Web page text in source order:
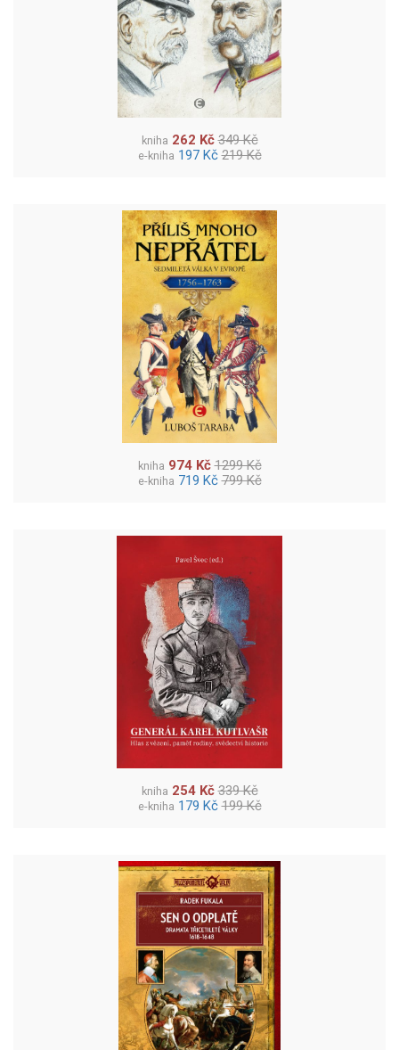
kniha 262 Kč 349 Kč
e-kniha 197 Kč 219 Kč
kniha 974 Kč 1299 Kč
e-kniha 719 Kč 799 Kč
kniha 254 Kč 339 Kč
e-kniha 179 Kč 199 Kč